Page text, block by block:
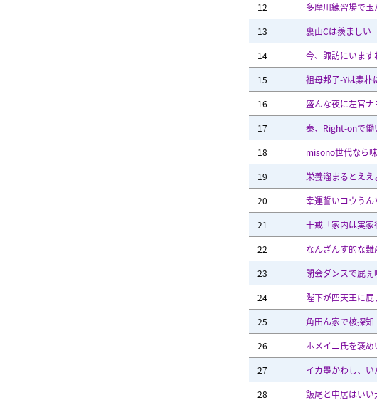
12
多摩川練習場で
13
裏山Cは羨ましい
14
今、諏訪にいます
15
祖母邦子-Yは素朴
16
盛んな夜に左官ナ
17
秦、Right-onで働
18
misono世代なら
19
栄養溜まるとええ
20
幸運誓いコウうん
21
十戒「家内は実家
22
なんざんす的な難
23
閉会ダンスで屁
24
陛下が四天王に屁
25
角田ん家で核探知
26
ホメイニ氏を褒め
27
イカ墨かわし、
28
飯尾と中居はいい